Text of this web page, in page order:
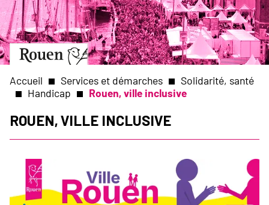
Aller
au
contenu
principal
Aller
à
page
d’accueil
Slide
of
1
Fil
d'Ariane
Accueil Services et démarches
Solidarité, santé
Handicap
Rouen, ville inclusive
Rouen, ville inclusive